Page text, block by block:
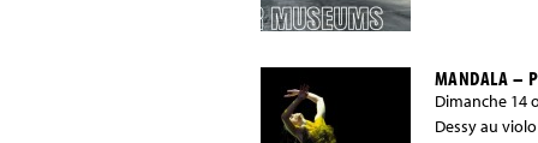
MANDALA –
Dimanche 14
Dessy au